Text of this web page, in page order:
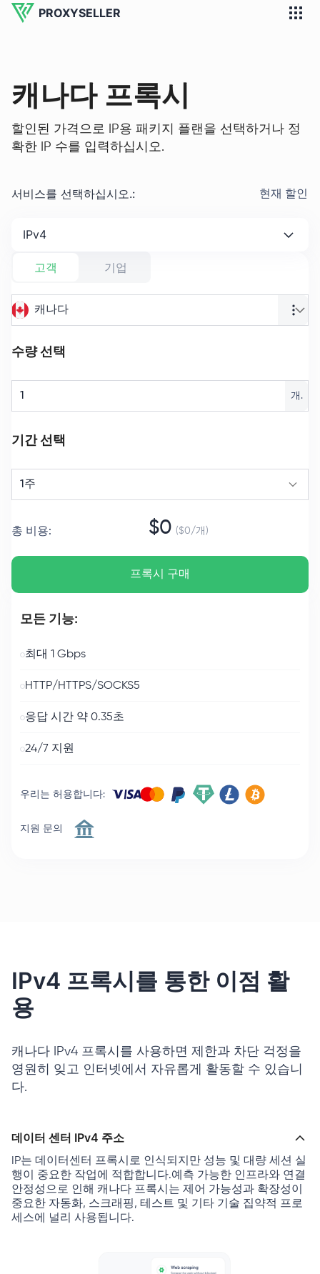
PROXYSELLER
캐나다 프록시
할인된 가격으로 IP용 패키지 플랜을 선택하거나 정
확한 IP 수를 입력하십시오.
서비스를 선택하십시오.: 현재 할인
IPv4
고객 기업
캐나다
수량 선택
개.
기간 선택
1주
총 비용: $0 ($0/개 )
프록시 구매
모든 기능:
최대 1 Gbps
HTTP/HTTPS/SOCKS5
응답 시간 약 0.35초
24/7 지원
우리는 허용합니다:
지원 문의
IPv4 프록시를 통한 이점 활
용
캐나다 IPv4 프록시를 사용하면 제한과 차단 걱정을
영원히 잊고 인터넷에서 자유롭게 활동할 수 있습니
다.
데이터 센터 IPv4 주소
IP는 데이터센터 프록시로 인식되지만 성능 및 대량 세션 실
행이 중요한 작업에 적합합니다.예측 가능한 인프라와 연결
안정성으로 인해 캐나다 프록시는 제어 가능성과 확장성이
중요한 자동화, 스크래핑, 테스트 및 기타 기술 집약적 프로
세스에 널리 사용됩니다.